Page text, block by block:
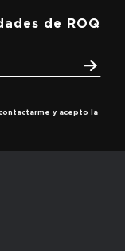
de ROQ
y acepto la